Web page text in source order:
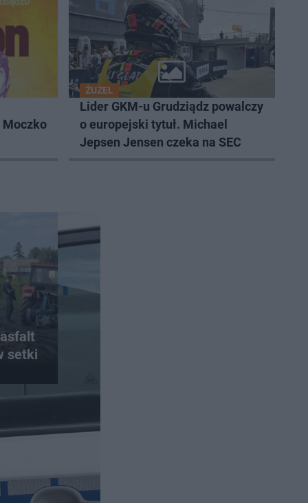
Moczko
ŻUŻEL
Lider GKM-u Grudziądz powalczy
o europejski tytuł. Michael
Jepsen Jensen czeka na SEC
setki